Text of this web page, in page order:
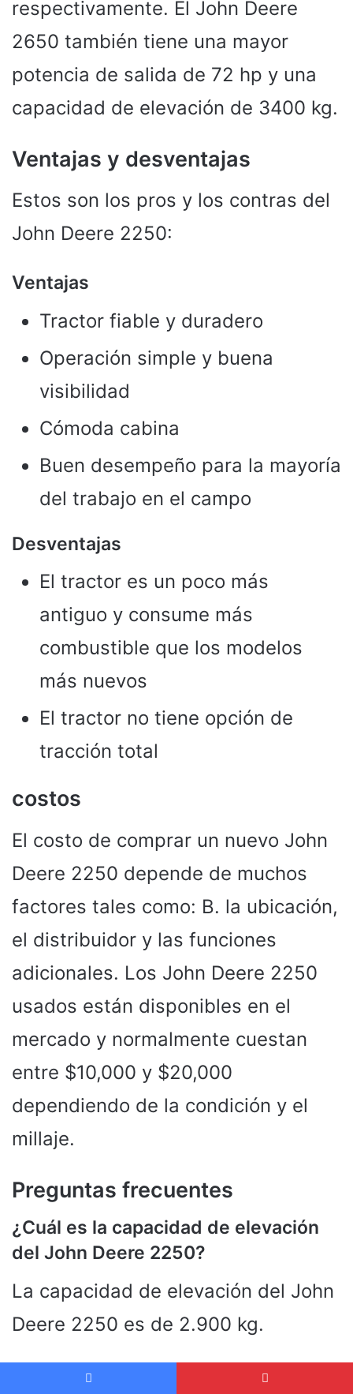
respectivamente. El John Deere
2650 también tiene una mayor
potencia de salida de 72 hp y una
capacidad de elevación de 3400 kg.
Ventajas y desventajas
Estos son los pros y los contras del
John Deere 2250:
Ventajas
Tractor fiable y duradero
Operación simple y buena
visibilidad
Cómoda cabina
Buen desempeño para la mayoría
del trabajo en el campo
Desventajas
El tractor es un poco más
antiguo y consume más
combustible que los modelos
más nuevos
El tractor no tiene opción de
tracción total
costos
El costo de comprar un nuevo John
Deere 2250 depende de muchos
factores tales como: B. la ubicación,
el distribuidor y las funciones
adicionales. Los John Deere 2250
usados ​​están disponibles en el
mercado y normalmente cuestan
entre $10,000 y $20,000
dependiendo de la condición y el
millaje.
Preguntas frecuentes
¿Cuál es la capacidad de elevación
del John Deere 2250?
La capacidad de elevación del John
Deere 2250 es de 2.900 kg.
¿El John Deere 2250 tiene una